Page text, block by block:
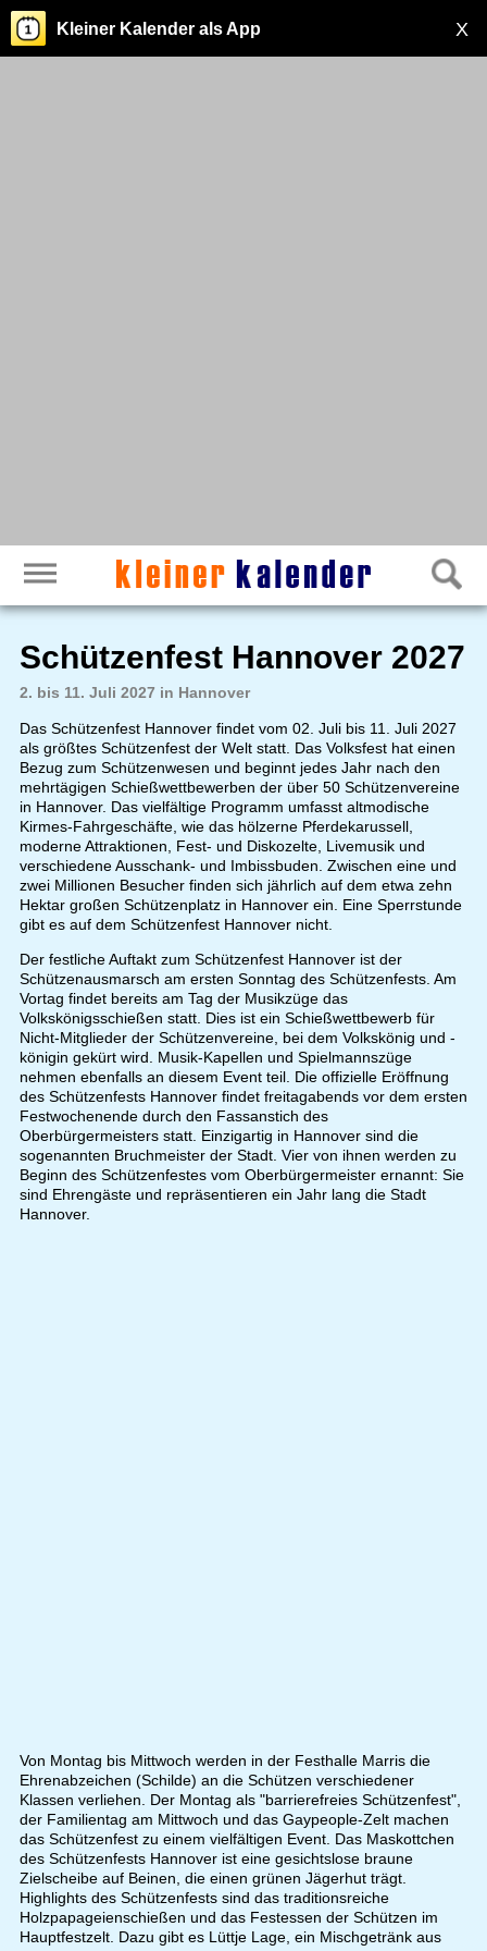
X
Kleiner Kalender als App
Schützenfest Hannover 2027
2. bis 11. Juli 2027 in Hannover
Das Schützenfest Hannover findet vom 02. Juli bis 11. Juli 2027
als größtes Schützenfest der Welt statt. Das Volksfest hat einen
Bezug zum Schützenwesen und beginnt jedes Jahr nach den
mehrtägigen Schießwettbewerben der über 50 Schützenvereine
in Hannover. Das vielfältige Programm umfasst altmodische
Kirmes-Fahrgeschäfte, wie das hölzerne Pferdekarussell,
moderne Attraktionen, Fest- und Diskozelte, Livemusik und
verschiedene Ausschank- und Imbissbuden. Zwischen eine und
zwei Millionen Besucher finden sich jährlich auf dem etwa zehn
Hektar großen Schützenplatz in Hannover ein. Eine Sperrstunde
gibt es auf dem Schützenfest Hannover nicht.
Der festliche Auftakt zum Schützenfest Hannover ist der
Schützenausmarsch am ersten Sonntag des Schützenfests. Am
Vortag findet bereits am Tag der Musikzüge das
Volkskönigsschießen statt. Dies ist ein Schießwettbewerb für
Nicht-Mitglieder der Schützenvereine, bei dem Volkskönig und -
königin gekürt wird. Musik-Kapellen und Spielmannszüge
nehmen ebenfalls an diesem Event teil. Die offizielle Eröffnung
des Schützenfests Hannover findet freitagabends vor dem ersten
Festwochenende durch den Fassanstich des
Oberbürgermeisters statt. Einzigartig in Hannover sind die
sogenannten Bruchmeister der Stadt. Vier von ihnen werden zu
Beginn des Schützenfestes vom Oberbürgermeister ernannt: Sie
sind Ehrengäste und repräsentieren ein Jahr lang die Stadt
Hannover.
Von Montag bis Mittwoch werden in der Festhalle Marris die
Ehrenabzeichen (Schilde) an die Schützen verschiedener
Klassen verliehen. Der Montag als "barrierefreies Schützenfest",
der Familientag am Mittwoch und das Gaypeople-Zelt machen
das Schützenfest zu einem vielfältigen Event. Das Maskottchen
des Schützenfests Hannover ist eine gesichtslose braune
Zielscheibe auf Beinen, die einen grünen Jägerhut trägt.
Highlights des Schützenfests sind das traditionsreiche
Holzpapageienschießen und das Festessen der Schützen im
Hauptfestzelt. Dazu gibt es Lüttje Lage, ein Mischgetränk aus